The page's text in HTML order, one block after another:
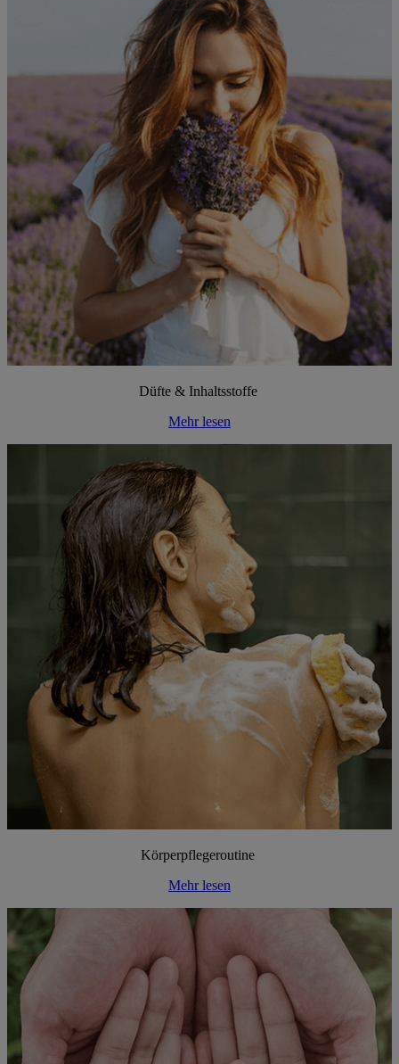
Düfte & Inhaltsstoffe
Mehr lesen
Körperpflegeroutine
Mehr lesen